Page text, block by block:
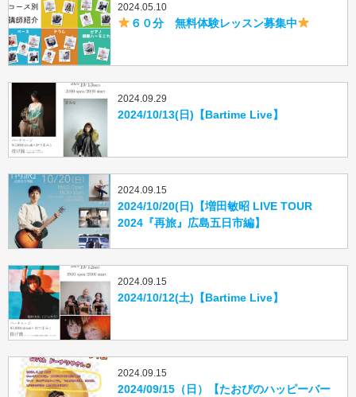
2024.05.10
６０分 無料体験レッスン募集中
2024.09.29
2024/10/13(日)【Bartime Live】
2024.09.15
2024/10/20(日)【増田敏昭 LIVE TOUR
2024『再旅』広島五日市編】
2024.09.15
2024/10/12(土)【Bartime Live】
2024.09.15
2024/09/15（日）【たおぴのハッピーバー